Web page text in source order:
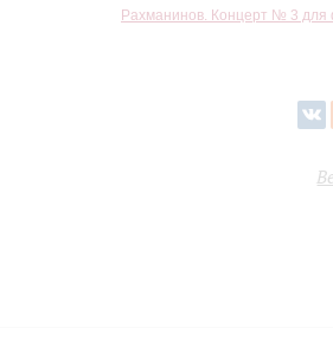
Рахманинов. Концерт № 3